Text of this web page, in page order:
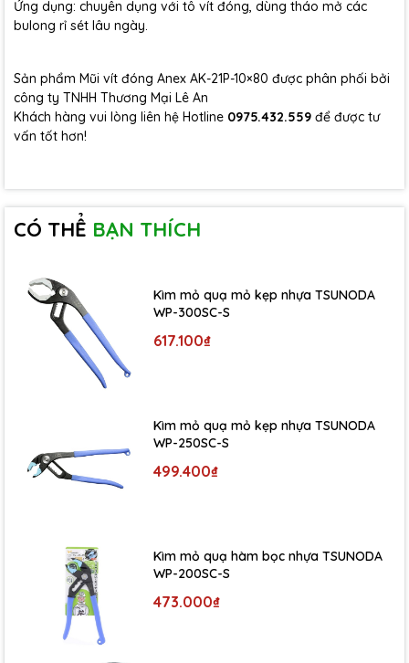
Ứng dụng: chuyên dụng với tô vít đóng, dùng tháo mở các
bulong rỉ sét lâu ngày.
Sản phẩm Mũi vít đóng Anex AK-21P-10×80 được phân phối bởi
công ty TNHH Thương Mại Lê An
Khách hàng vui lòng liên hệ Hotline 0975.432.559 để được tư
vấn tốt hơn!
CÓ THỂ BẠN THÍCH
Kìm mỏ quạ mỏ kẹp nhựa TSUNODA
WP-300SC-S
617.100₫
Kìm mỏ quạ mỏ kẹp nhựa TSUNODA
WP-250SC-S
499.400₫
Kìm mỏ quạ hàm bọc nhựa TSUNODA
WP-200SC-S
473.000₫